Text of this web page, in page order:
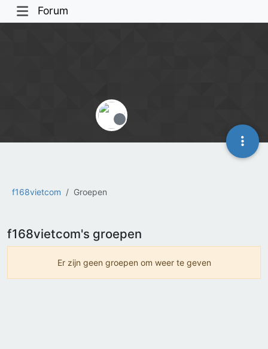
Forum
f168vietcom Groepen
Offline
f168vietcom's groepen
Er zijn geen groepen om weer te geven